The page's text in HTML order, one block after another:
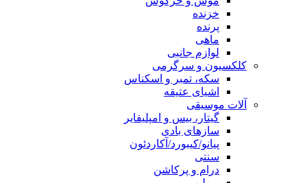
خزنده
پرنده
ماهی
لوازم جانبی
کلکسیون و سرگرمی
سکه، تمبر و اسکناس
اشیای عتیقه
آلات موسیقی
گیتار، بیس و امپلیفایر
سازهای بادی
پیانو/کیبورد/آکاردئون
سنتی
درام و پرکاشن